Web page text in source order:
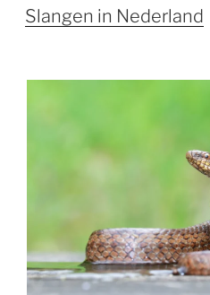
OP
Slangen in Nederland